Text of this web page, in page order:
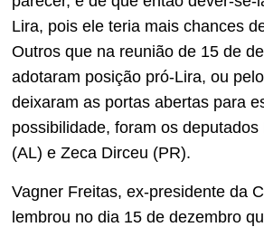
Lira, pois ele teria mais chances
Outros que na reunião de 15 de
adotaram posição pró-Lira, ou
deixaram as portas abertas para
possibilidade, foram os deputados
(AL) e Zeca Dirceu (PR).
Vagner Freitas, ex-presidente da
lembrou no dia 15 de dezembro